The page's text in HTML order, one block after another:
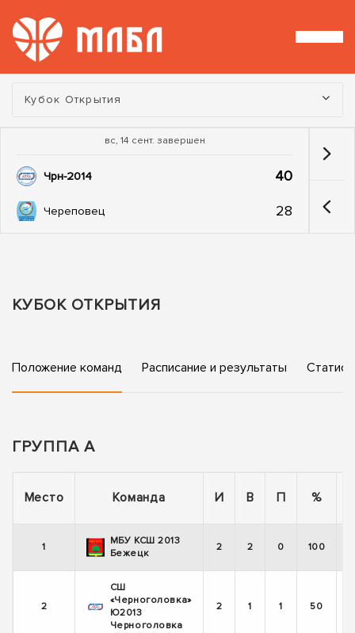
Турнир:
Кубок Открытия
вс, 14 сент. завершен
Чрн-2014 40
Череповец 28
КУБОК ОТКРЫТИЯ
Положение команд Расписание и результаты
ГРУППА А
Место Команда И В П %
1
МБУ КСШ 2013
Бежецк
2 2 0 100
2
СШ
«Черноголовка»
Ю2013
Черноголовка
2 1 1 50